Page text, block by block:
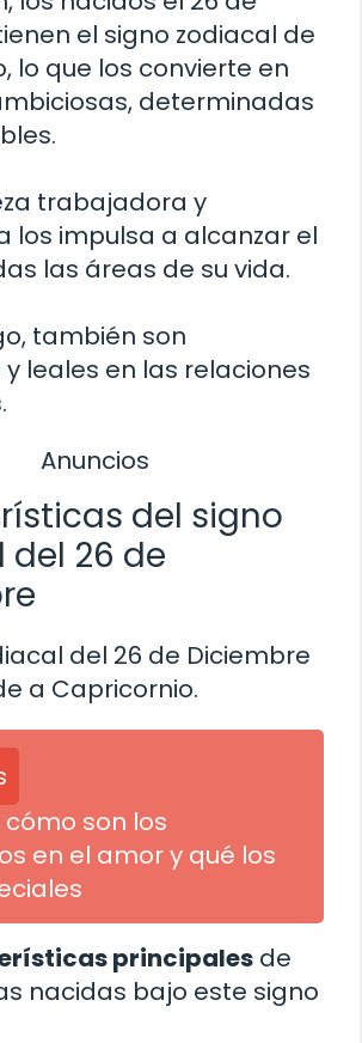
el signo zodiacal de
lo que los convierte en
determinadas
trabajadora y
los impulsa a alcanzar el
las áreas de su vida.
también son
leales en las relaciones
Anuncios
del signo
del 26 de
del 26 de Diciembre
a Capricornio.
son los
en el amor y qué los
principales de
nacidas bajo este signo